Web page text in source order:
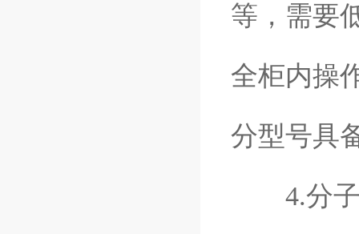
等，需要
全柜内操
分型号具
4.分子